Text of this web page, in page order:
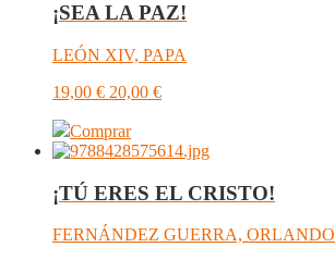
¡SEA LA PAZ!
LEÓN XIV, PAPA
19,00 € 20,00 €
Comprar
¡TÚ ERES EL CRISTO!
FERNÁNDEZ GUERRA, ORLANDO